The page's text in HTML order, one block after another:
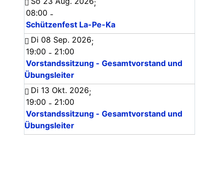
;
08:00 -
Schützenfest La-Pe-Ka
Di 08 Sep. 2026;
19:00 - 21:00
Vorstandssitzung - Gesamtvorstand und
Übungsleiter
Di 13 Okt. 2026;
19:00 - 21:00
Vorstandssitzung - Gesamtvorstand und
Übungsleiter